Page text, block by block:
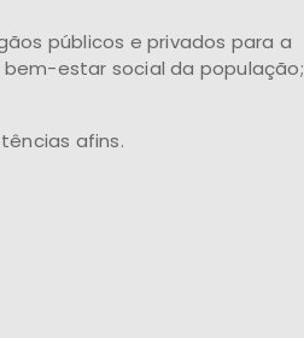
públicos e privados para a
estar social da população;
afins.